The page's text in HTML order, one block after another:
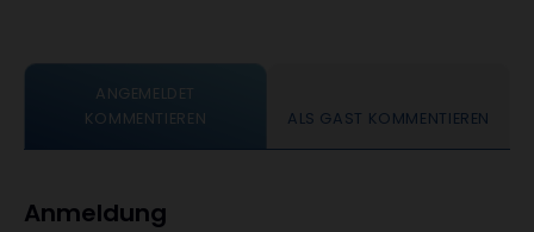
ANGEMELDET
KOMMENTIEREN
ALS GAST KOMMENTIEREN
Anmeldung